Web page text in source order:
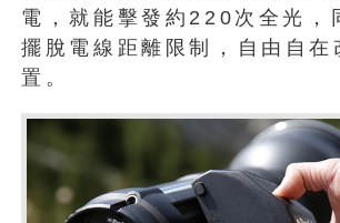
電，就能擊發約220次全光，
擺脫電線距離限制，自由自在
置。